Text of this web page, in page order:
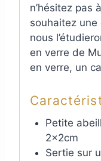
n’hésitez pas à
souhaitez
nous
en verre de
en verre, un
Petite
2x2cm
Sertie sur